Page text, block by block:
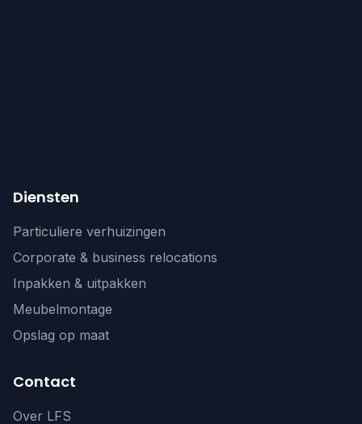
Diensten
Particuliere verhuizingen
Corporate & business relocations
Inpakken & uitpakken
Meubelmontage
Opslag op maat
Contact
Over LFS